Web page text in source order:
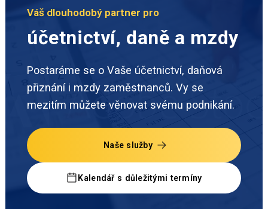
Váš dlouhodobý partner pro
účetnictví, daně a mzdy
Postaráme se o Vaše účetnictví, daňová
přiznání i mzdy zaměstnanců. Vy se
mezitím můžete věnovat svému podnikání.
Naše služby
Kalendář s důležitými termíny